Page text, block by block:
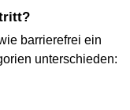
barrierefrei ein
unterschieden: